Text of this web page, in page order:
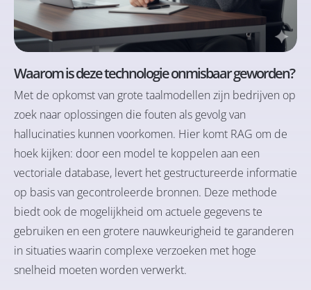
Waarom is deze technologie onmisbaar geworden?
Met de opkomst van grote taalmodellen zijn bedrijven op
zoek naar oplossingen die fouten als gevolg van
hallucinaties kunnen voorkomen. Hier komt RAG om de
hoek kijken: door een model te koppelen aan een
vectoriale database, levert het gestructureerde informatie
op basis van gecontroleerde bronnen. Deze methode
biedt ook de mogelijkheid om actuele gegevens te
gebruiken en een grotere nauwkeurigheid te garanderen
in situaties waarin complexe verzoeken met hoge
snelheid moeten worden verwerkt.